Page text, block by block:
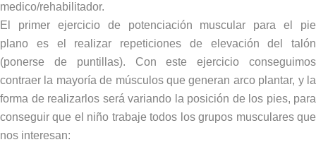
medico/rehabilitador.
El primer ejercicio de potenciación muscular para el pie
plano es el realizar repeticiones de elevación del talón
(ponerse de puntillas). Con este ejercicio conseguimos
contraer la mayoría de músculos que generan arco plantar, y la
forma de realizarlos será variando la posición de los pies, para
conseguir que el niño trabaje todos los grupos musculares que
nos interesan: